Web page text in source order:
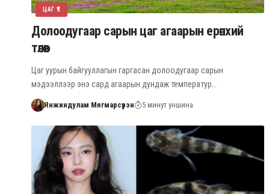
ЦАГ ҮЕ
Долоодугаар сарын цаг агаарын ерөнхий
төлөв
Цаг уурын байгууллагын гаргасан долоодугаар сарын
мэдээллээр энэ сард агаарын дундаж температур…
Янжиндулам Мягмарсүрэн 5 минут уншина